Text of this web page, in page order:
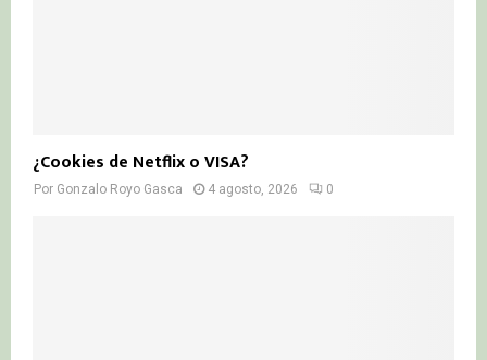
¿Cookies de Netflix o VISA?
Por Gonzalo Royo Gasca 4 agosto, 2026 0